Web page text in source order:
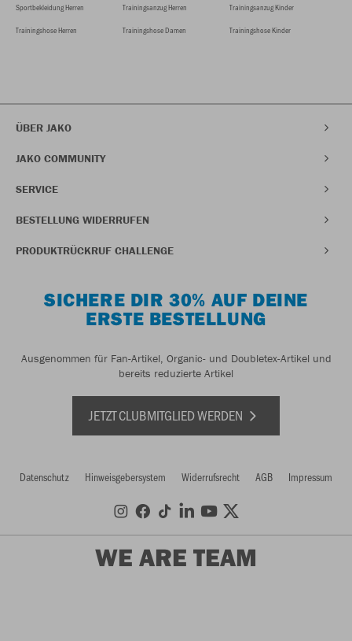
Sportbekleidung Herren
Trainingshose Herren
Trainingsanzug Herren
Trainingshose Damen
Trainingsanzug Kinder
Trainingshose Kinder
ÜBER JAKO
JAKO COMMUNITY
SERVICE
BESTELLUNG WIDERRUFEN
PRODUKTRÜCKRUF CHALLENGE
SICHERE DIR 30% AUF DEINE
ERSTE BESTELLUNG
Ausgenommen für Fan-Artikel, Organic- und Doubletex-Artikel und
bereits reduzierte Artikel
JETZT CLUBMITGLIED WERDEN
Datenschutz Hinweisgebersystem Widerrufsrecht AGB Impressum
WE ARE TEAM